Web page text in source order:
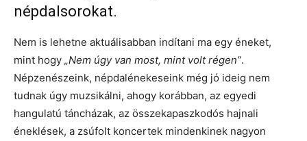
népdalsorokat.
Nem is lehetne aktuálisabban indítani ma egy éneket,
mint hogy „Nem úgy van most, mint volt régen”.
Népzenészeink, népdalénekeseink még jó ideig nem
tudnak úgy muzsikálni, ahogy korábban, az egyedi
hangulatú táncházak, az összekapaszkodós hajnali
éneklések, a zsúfolt koncertek mindenkinek nagyon